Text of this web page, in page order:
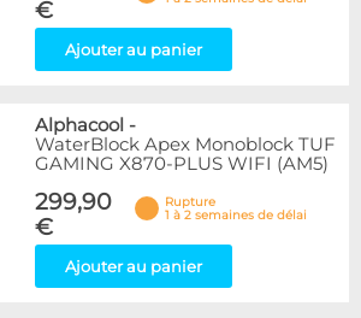
€
Ajouter au panier
Alphacool -
WaterBlock Apex Monoblock TUF
GAMING X870-PLUS WIFI (AM5)
299,90
€
Rupture
1 à 2 semaines de délai
Ajouter au panier